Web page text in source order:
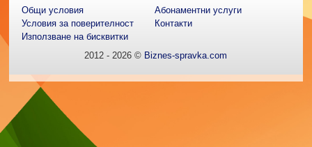
Общи условия
Условия за поверителност
Използване на бисквитки
Абонаментни услуги
Контакти
2012 - 2026 © Biznes-spravka.com